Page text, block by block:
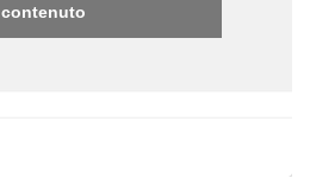
contenuto